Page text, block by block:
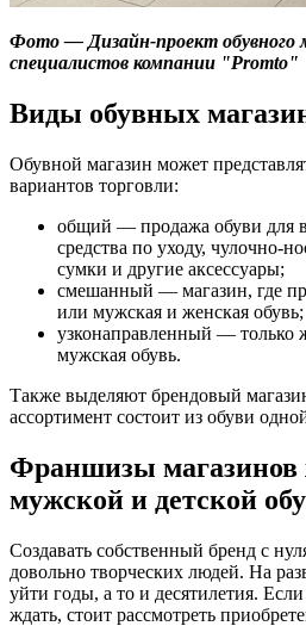
Фото — Дизайн-проект обувного
специалистов компании "Promto"
Виды обувных
Обувной магазин может
вариантов торговли:
общий — продажа обуви для
средства по уходу, чулочно-
сумки и другие аксессуары;
смешанный — магазин, где
или мужская и женская обувь;
узконаправленный — только
мужская обувь.
Также выделяют брендовый
ассортимент состоит из обуви
Франшизы магазинов
мужской и детской
Создавать собственный бренд с
довольно творческих людей. На
уйти годы, а то и десятилетия.
ждать, стоит рассмотреть